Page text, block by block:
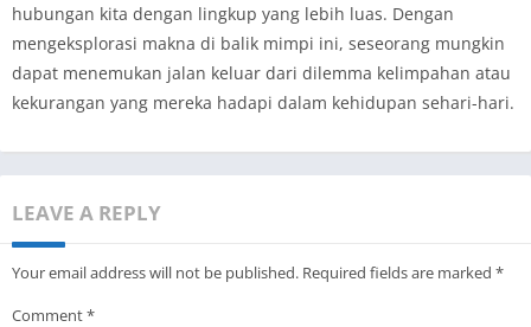
hubungan kita dengan lingkup yang lebih luas. Dengan
mengeksplorasi makna di balik mimpi ini, seseorang mungkin
dapat menemukan jalan keluar dari dilemma kelimpahan atau
kekurangan yang mereka hadapi dalam kehidupan sehari-hari.
LEAVE A REPLY
Your email address will not be published. Required fields are marked *
Comment*